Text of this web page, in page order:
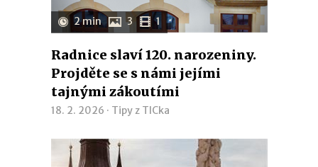
2 min 3 1
Radnice slaví 120. narozeniny.
Projděte se s námi jejími
tajnými zákoutími
18. 2. 2026 · Tipy z TICka